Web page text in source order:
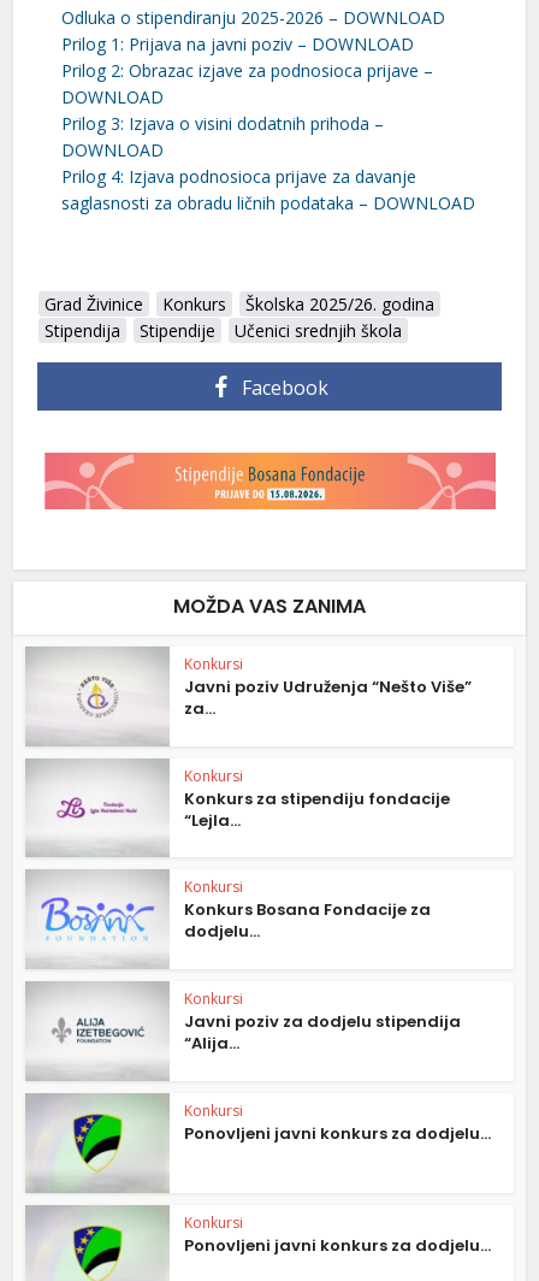
Odluka o stipendiranju 2025-2026 – DOWNLOAD
Prilog 1: Prijava na javni poziv – DOWNLOAD
Prilog 2: Obrazac izjave za podnosioca prijave –
DOWNLOAD
Prilog 3: Izjava o visini dodatnih prihoda –
DOWNLOAD
Prilog 4: Izjava podnosioca prijave za davanje
saglasnosti za obradu ličnih podataka – DOWNLOAD
Grad Živinice Konkurs
Školska 2025/26. godina
Stipendija
Stipendije Učenici srednjih škola
Facebook
MOŽDA VAS ZANIMA
Konkursi
Javni poziv Udruženja “Nešto Više”
za...
Konkursi
Konkurs za stipendiju fondacije
“Lejla...
Konkursi
Konkurs Bosana Fondacije za
dodjelu...
Konkursi
Javni poziv za dodjelu stipendija
“Alija...
Konkursi
Ponovljeni javni konkurs za dodjelu...
Konkursi
Ponovljeni javni konkurs za dodjelu...